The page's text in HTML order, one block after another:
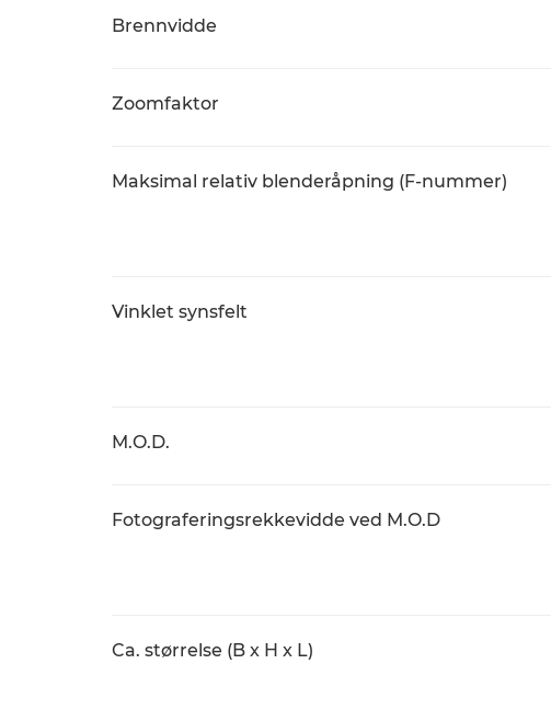
Brennvidde
Zoomfaktor
Maksimal relativ blenderåpning (F-nummer)
Vinklet synsfelt
M.O.D.
Fotograferingsrekkevidde ved M.O.D
Ca. størrelse (B x H x L)